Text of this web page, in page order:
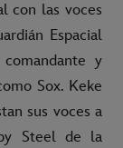
con las voces
Espacial
y
Sox. Keke
sus voces a
Steel de la